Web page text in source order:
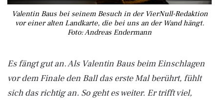
Valentin Baus bei seinem Besuch in der VierNull-Redaktion
vor einer alten Landkarte, die bei uns an der Wand hängt.
Foto: Andreas Endermann
Es fängt gut an. Als Valentin Baus beim Einschlagen
vor dem Finale den Ball das erste Mal berührt, fühlt
sich das richtig an. So geht es weiter. Er trifft viel,